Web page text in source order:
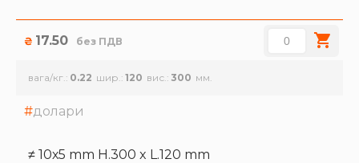
₴ 17.50 без ПДВ
вага/кг. 0.22 шир. 120 вис. 300
долари
≠ 10х5 mm H.300 x L.120 mm